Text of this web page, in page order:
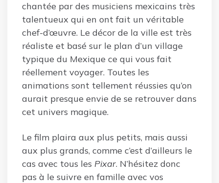
chantée par des musiciens mexicains très
talentueux qui en ont fait un véritable
chef-d’œuvre. Le décor de la ville est très
réaliste et basé sur le plan d’un village
typique du Mexique ce qui vous fait
réellement voyager. Toutes les
animations sont tellement réussies qu’on
aurait presque envie de se retrouver dans
cet univers magique.
Le film plaira aux plus petits, mais aussi
aux plus grands, comme c’est d’ailleurs le
cas avec tous les Pixar. N’hésitez donc
pas à le suivre en famille avec vos